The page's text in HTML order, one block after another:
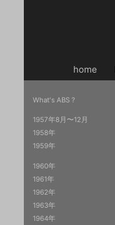
home
What's ABS ?
1957年8月〜12月
1958年
1959年
1960年
1961年
1962年
1963年
1964年